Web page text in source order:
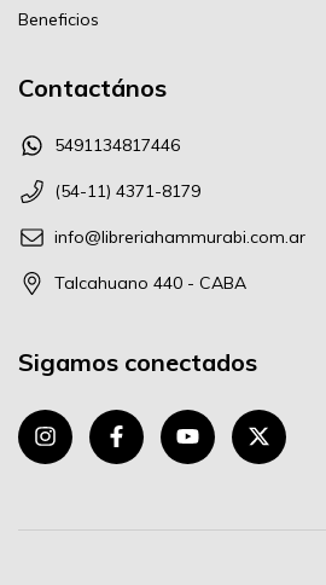
Beneficios
Contactános
5491134817446
(54-11) 4371-8179
info@libreriahammurabi.com.ar
Talcahuano 440 - CABA
Sigamos conectados